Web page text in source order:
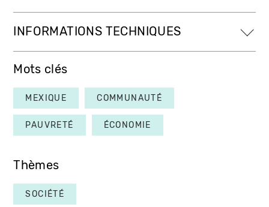
INFORMATIONS TECHNIQUES
Mots clés
MEXIQUE COMMUNAUTÉ
PAUVRETÉ ÉCONOMIE
Thèmes
SOCIÉTÉ